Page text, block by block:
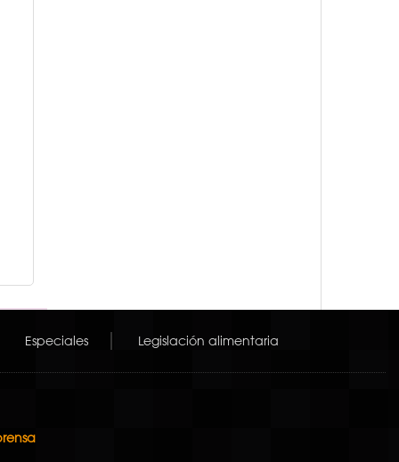
Especiales Legislación alimentaria